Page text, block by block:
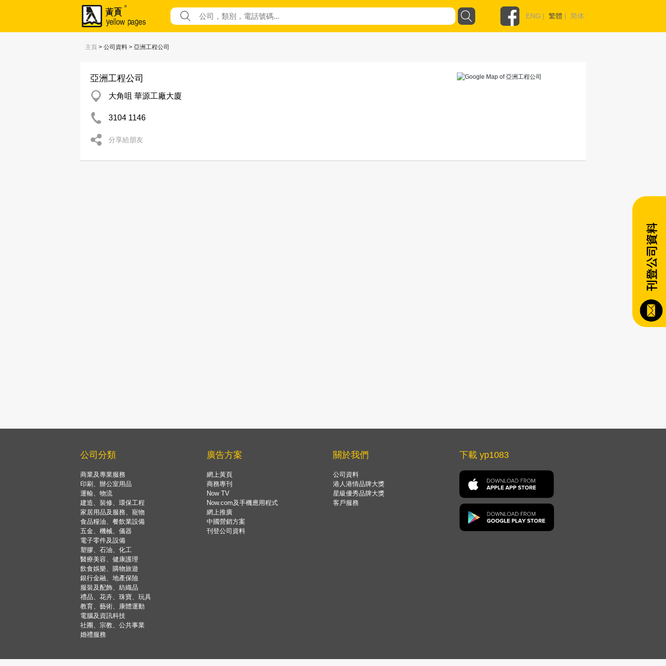
ENG | 繁體 | 简体
主頁 > 公司資料 > 亞洲工程公司
亞洲工程公司
大角咀 華源工廠大廈
3104 1146
分享給朋友
公司分類
商業及專業服務
印刷、辦公室用品
運輸、物流
建造、裝修、環保工程
家居用品及服務、寵物
食品糧油、餐飲業設備
五金、機械、儀器
電子零件及設備
塑膠、石油、化工
醫療美容、健康護理
飲食娛樂、購物旅遊
銀行金融、地產保險
服裝及配飾、紡織品
禮品、花卉、珠寶、玩具
教育、藝術、康體運動
電腦及資訊科技
社團、宗教、公共事業
婚禮服務
廣告方案
網上黃頁
商務專刊
Now TV
Now.com及手機應用程式
網上推廣
中國營銷方案
刊登公司資料
關於我們
公司資料
港人港情品牌大獎
星級優秀品牌大獎
客戶服務
下載 yp1083